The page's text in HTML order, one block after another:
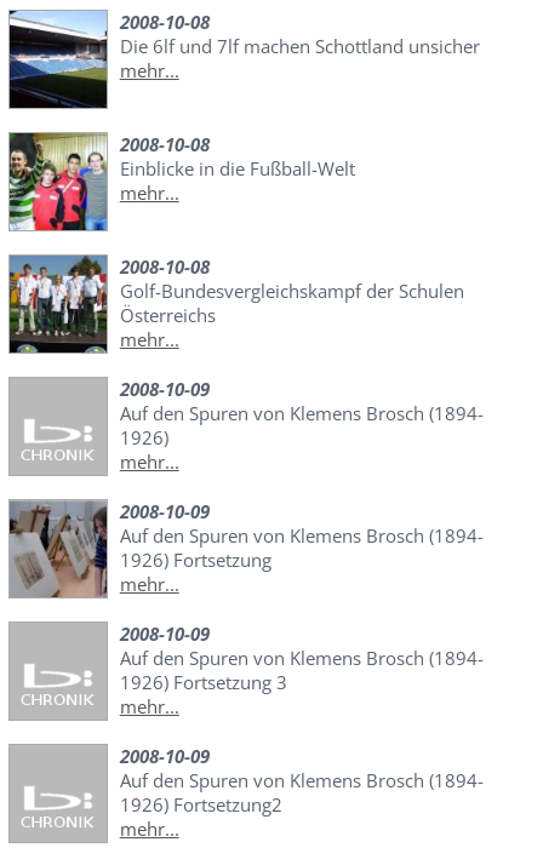
2008-10-08
Die 6lf und 7lf machen Schottland unsicher
mehr...
2008-10-08
Einblicke in die Fußball-Welt
mehr...
2008-10-08
Golf-Bundesvergleichskampf der Schulen
Österreichs
mehr...
2008-10-09
Auf den Spuren von Klemens Brosch (1894-
1926)
mehr...
2008-10-09
Auf den Spuren von Klemens Brosch (1894-
1926) Fortsetzung
mehr...
2008-10-09
Auf den Spuren von Klemens Brosch (1894-
1926) Fortsetzung 3
mehr...
2008-10-09
Auf den Spuren von Klemens Brosch (1894-
1926) Fortsetzung2
mehr...